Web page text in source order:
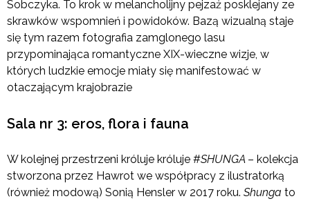
Sobczyka. To krok w melancholijny pejzaż posklejany ze
skrawków wspomnień i powidoków. Bazą wizualną staje
się tym razem fotografia zamglonego lasu
przypominająca romantyczne XIX-wieczne wizje, w
których ludzkie emocje miały się manifestować w
otaczającym krajobrazie
Sala nr 3: eros, flora i fauna
W kolejnej przestrzeni króluje króluje #SHUNGA – kolekcja
stworzona przez Hawrot we współpracy z ilustratorką
(również modową) Sonią Hensler w 2017 roku. Shunga to